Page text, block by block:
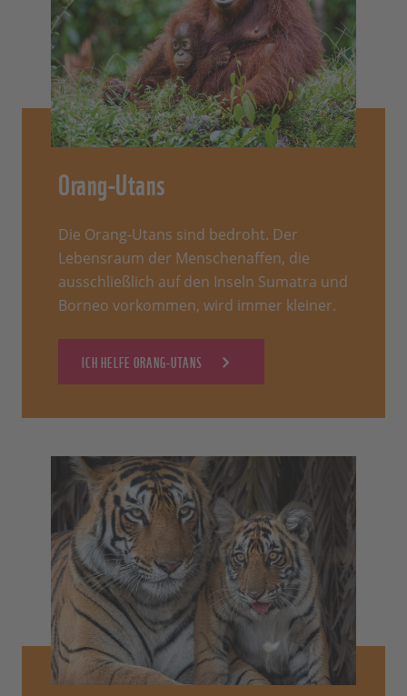
Orang-Utans
Die Orang-Utans sind bedroht. Der
Lebensraum der Menschenaffen, die
ausschließlich auf den Inseln Sumatra und
Borneo vorkommen, wird immer kleiner.
ICH HELFE ORANG-UTANS